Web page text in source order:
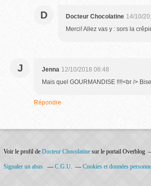
D Docteur Chocolatine 14/10/
Merci! Allez vas y : sors la
J Jenna 12/10/2018 08:48
Mais quel GOURMANDISE !!!!<br />
Répondre
Voir le profil de Docteur Chocolatine sur le portail Overblog
Signaler un abus C.G.U. Cookies et données